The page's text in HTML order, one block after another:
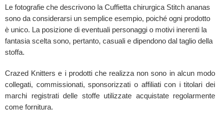
Le fotografie che descrivono la Cuffietta chirurgica Stitch ananas
sono da considerarsi un semplice esempio, poiché ogni prodotto
è unico. La posizione di eventuali personaggi o motivi inerenti la
fantasia scelta sono, pertanto, casuali e dipendono dal taglio della
stoffa.
Crazed Knitters e i prodotti che realizza non sono in alcun modo
collegati, commissionati, sponsorizzati o affiliati con i titolari dei
marchi registrati delle stoffe utilizzate acquistate regolarmente
come fornitura.